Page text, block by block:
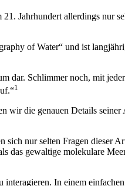
Jahrhundert allerdings nur
of Water“ und ist
dar. Schlimmer noch, mit
1
wir die genauen Details
nur selten Fragen dieser
das gewaltige molekulare
In einem